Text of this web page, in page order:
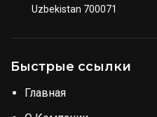
Uzbekistan 700071
Быстрые ссылки
Главная